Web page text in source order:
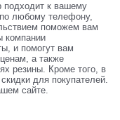
подходит к вашему
любому телефону,
поможем вам
компании
и помогут вам
а также
резины. Кроме того, в
для покупателей.
сайте.